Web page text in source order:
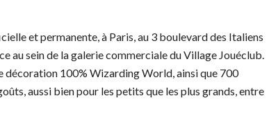
et permanente, à Paris, au 3 boulevard des Italiens
au sein de la galerie commerciale du Village Jouéclub.
décoration 100% Wizarding World, ainsi que 700
aussi bien pour les petits que les plus grands, entre